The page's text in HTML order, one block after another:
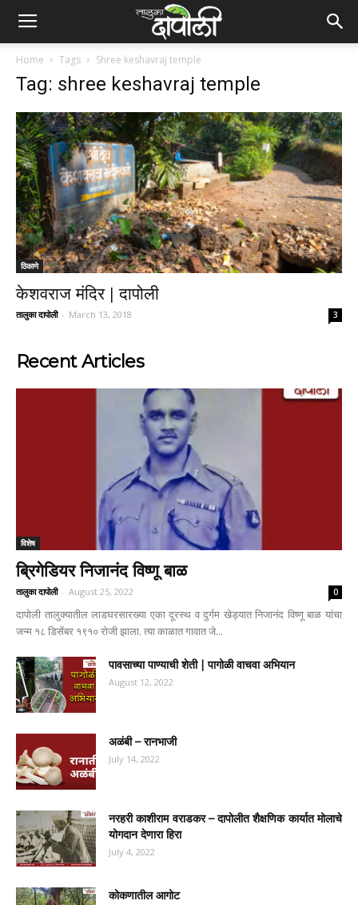
Home Tags Shree keshavraj temple
Tag: shree keshavraj temple
ठिकाणे
केशवराज मंदिर | दापोली
तालुका दापोली - March 13, 2018 3
Recent Articles
विशेष
ब्रिगेडियर निजानंद विष्णू बाळ
तालुका दापोली - August 25, 2022 0
दापोली तालुक्यातील लाडघरसारख्या एका दूरस्थ व दुर्गम खेड्यात निजानंद विष्णू बाळ यांचा
जन्म १८ डिसेंबर १९१० रोजी झाला. त्या काळात गावात जे...
पावसाच्या पाण्याची शेती | पागोळी वाचवा अभियान
August 12, 2022
अळंबी – रानभाजी
July 14, 2022
नरहरी काशीराम वराडकर – दापोलीत शैक्षणिक कार्यात मोलाचे
योगदान देणारा हिरा
July 4, 2022
कोकणातील आगोट